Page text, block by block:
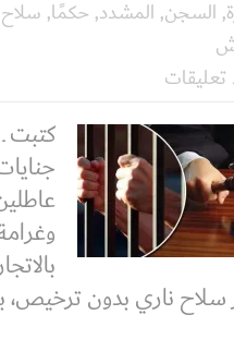
, السجن, المشدد, حكمًا,
تعليقات
كتبت
سلاح ناري بدون ترخيص،